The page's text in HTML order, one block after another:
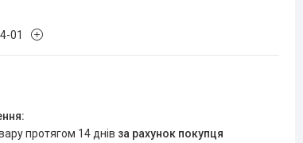
01
протягом 14 днів за рахунок покупця